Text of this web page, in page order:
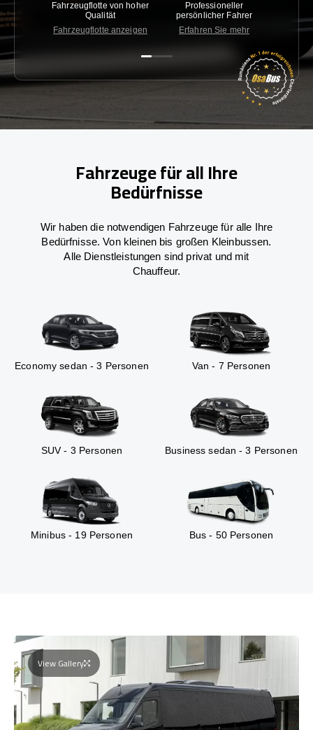
Fahrzeugflotte von hoher
Qualität
Fahrzeugflotte anzeigen
Professioneller
persönlicher Fahrer
Erfahren Sie mehr
Fahrzeuge für all Ihre
Bedürfnisse
Wir haben die notwendigen Fahrzeuge für alle Ihre
Bedürfnisse. Von kleinen bis großen Kleinbussen.
Alle Dienstleistungen sind privat und mit
Chauffeur.
Economy sedan - 3 Personen Van - 7 Personen
SUV - 3 Personen Business sedan - 3 Personen
Minibus - 19 Personen Bus - 50 Personen
View Gallery